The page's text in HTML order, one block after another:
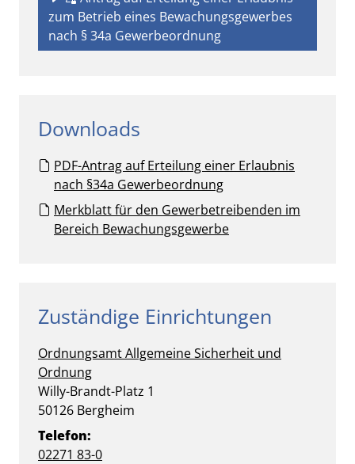
zum Betrieb eines Bewachungsgewerbes
nach § 34a Gewerbeordnung
Downloads
PDF-Antrag auf Erteilung einer Erlaubnis
nach §34a Gewerbeordnung
Merkblatt für den Gewerbetreibenden im
Bereich Bewachungsgewerbe
Zuständige Einrichtungen
OrdnungsamtAllgemeine Sicherheit und
Ordnung
Straße:
Willy-Brandt-Platz Hausnummer:
1
PLZ:
50126 Ort:
Bergheim
Telefon:
02271 83-0